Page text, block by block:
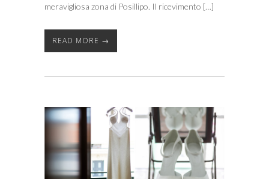
meravigliosa zona di Posillipo. Il ricevimento […]
READ MORE →